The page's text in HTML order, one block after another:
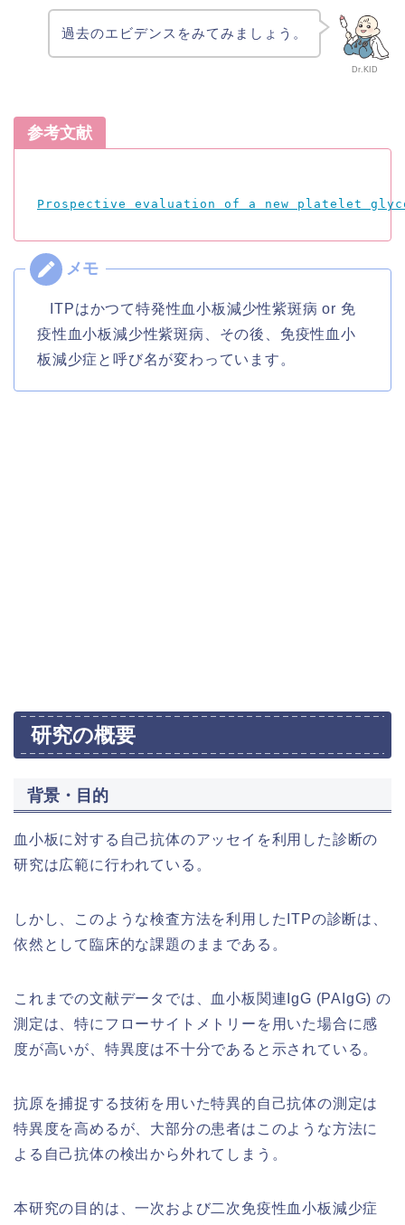
Dr.KID
過去のエビデンスをみてみましょう。
参考文献
Prospective evaluation of a new platelet
ITPはかつて特発性血小板減少性紫斑病 or 免
疫性血小板減少性紫斑病、その後、免疫性血小
板減少症と呼び名が変わっています。
研究の概要
背景・目的
血小板に対する自己抗体のアッセイを利用した診断の
研究は広範に行われている。
しかし、このような検査方法を利用したITPの診断は、
依然として臨床的な課題のままである。
これまでの文献データでは、血小板関連IgG (PAIgG) の
測定は、特にフローサイトメトリーを用いた場合に感
度が高いが、特異度は不十分であると示されている。
抗原を捕捉する技術を用いた特異的自己抗体の測定は
特異度を高めるが、大部分の患者はこのような方法に
よる自己抗体の検出から外れてしまう。
本研究の目的は、一次および二次免疫性血小板減少症